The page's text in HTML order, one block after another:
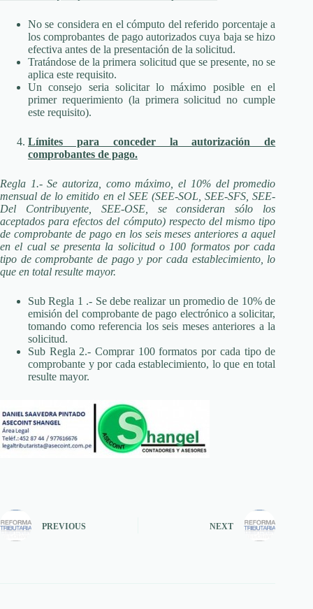
No se considera en el cómputo del referido porcentaje a
los comprobantes de pago autorizados cuya baja se hizo
efectiva antes de la presentación de la solicitud.
Tratándose de la primera solicitud que se presente, no se
aplica este requisito.
Un consejo seria solicitar lo máximo posible en el
primer requerimiento (la primera solicitud no cumple
este requisito).
Límites para conceder la autorización de
comprobantes de pago.
Regla 1.- Se autoriza, como máximo, el 10% del promedio
mensual de lo emitido en el SEE (SEE-SOL, SEE-SFS, SEE-
Del Contribuyente, SEE-OSE, se consideran sólo los
aceptados para efectos del cómputo) respecto del mismo tipo
de comprobante de pago en los seis meses anteriores a aquel
en el cual se presenta la solicitud o 100 formatos por cada
tipo de comprobante de pago y por cada establecimiento, lo
que en total resulte mayor.
Sub Regla 1 .- Se debe realizar un promedio de 10% de
emisión del comprobante de pago electrónico a solicitar,
tomando como referencia los seis meses anteriores a la
solicitud.
Sub Regla 2.- Comprar 100 formatos por cada tipo de
comprobante y por cada establecimiento, lo que en total
resulte mayor.
PREVIOUS NEXT